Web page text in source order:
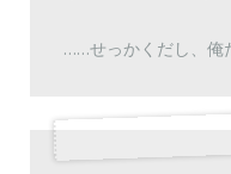
……せっかくだし、俺